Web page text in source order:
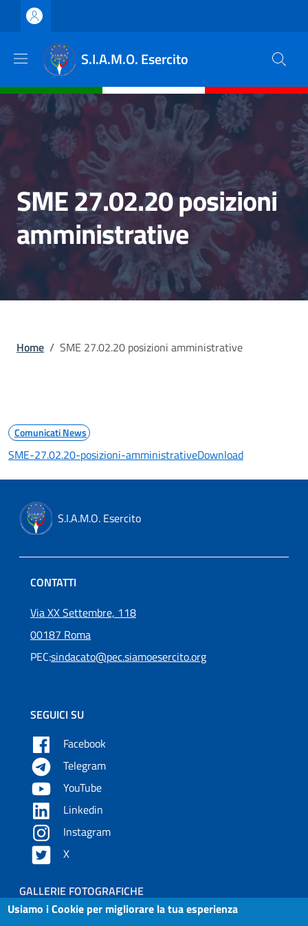
Salta al contenuto principale
Skip to footer content
S.I.A.M.O. Esercito
SME 27.02.20 posizioni
amministrative
Briciole di pane
Home / SME 27.02.20 posizioni amministrative
Comunicati News
SME-27.02.20-posizioni-amministrativeDownload
S.I.A.M.O. Esercito
CONTATTI
Via XX Settembre, 118
00187 Roma
PEC:sindacato@pec.siamoesercito.org
SEGUICI SU
Facebook
Telegram
YouTube
Linkedin
Instagram
X
Piè di pagina
GALLERIE FOTOGRAFICHE
Usiamo i Cookie per migliorare la tua esperienza